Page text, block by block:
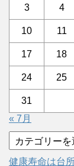
3 4
10 11
17 18
24 25
31
« 7月
テ
ゴ
健康寿命は台